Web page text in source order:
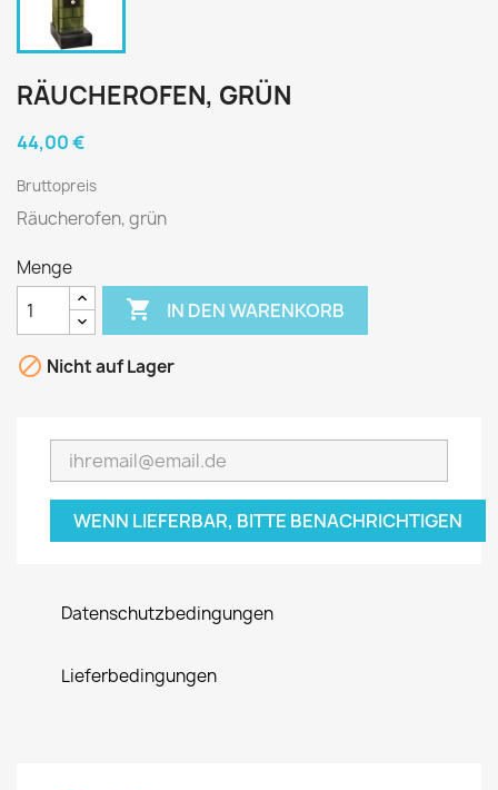
RÄUCHEROFEN, GRÜN
44,00 €
Bruttopreis
Räucherofen, grün
Menge
 IN DEN WARENKORB
 Nicht auf Lager
WENN LIEFERBAR, BITTE BENACHRICHTIGEN
Datenschutzbedingungen
Lieferbedingungen